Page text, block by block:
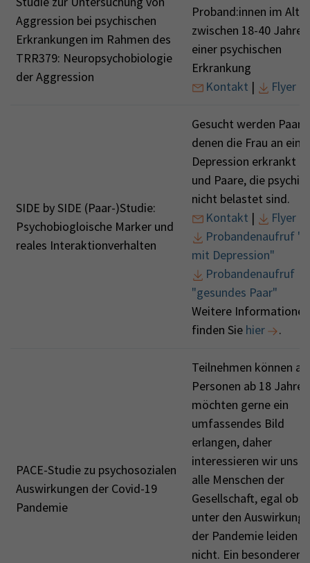
Aggression bei psychischen
Erkrankungen im Rahmen des
TRR379: Neuropsychobiologie
der Aggression
Proband:innen im Alter
zwischen 18-40
einer psychischen
Erkrankung
Kontakt | Flyer
SIDE by SIDE (Paar-)Studie:
Psychobiogloische Marker und
reales Interaktionverhalten
Gesucht werden
denen die Frau an
Depression erkrankt
und Paare, die
nicht belastet sind.
Kontakt |
Flyer
Probandenaufruf
mit Depression"
Probandenaufruf
"gesundes Paar"
Weitere Informationen
finden Sie hier .
PACE-Studie zu psychosozialen
Auswirkungen der Covid-19
Pandemie
Teilnehmen können
Personen ab 18
möchten gerne ein
umfassendes Bild
erlangen, daher
interessieren wir uns
alle Menschen der
Gesellschaft, egal ob
unter den
der Pandemie leiden
nicht. Ein besonderer